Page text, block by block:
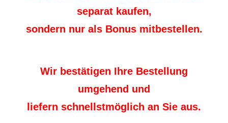
separat kaufen,
sondern nur als Bonus mitbestellen.
Wir bestätigen Ihre Bestellung
umgehend und
liefern schnellstmöglich an Sie aus.